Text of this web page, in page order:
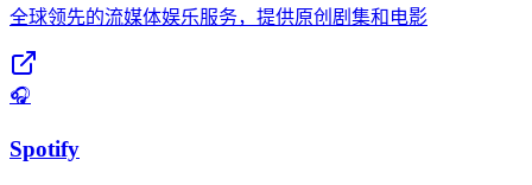
全球领先的流媒体娱乐服务，提供原创剧集和电影
🎧
Spotify